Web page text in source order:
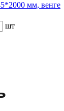
мм, венге
шт